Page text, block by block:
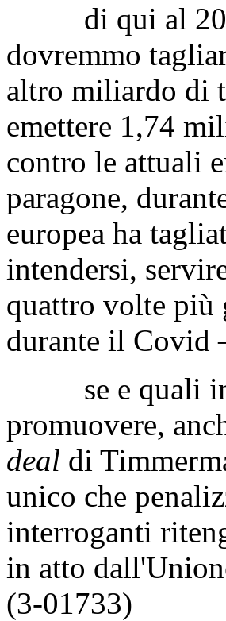
di qui al 2030
dovremmo
altro miliardo di
emettere 1,74
contro le attuali
paragone,
europea ha
intendersi,
quattro volte più
durante il Covid
se e quali
promuovere,
deal di
unico che
interroganti
in atto
(3-01733)